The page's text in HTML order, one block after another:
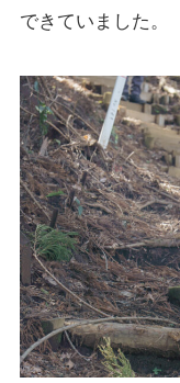
できていました。